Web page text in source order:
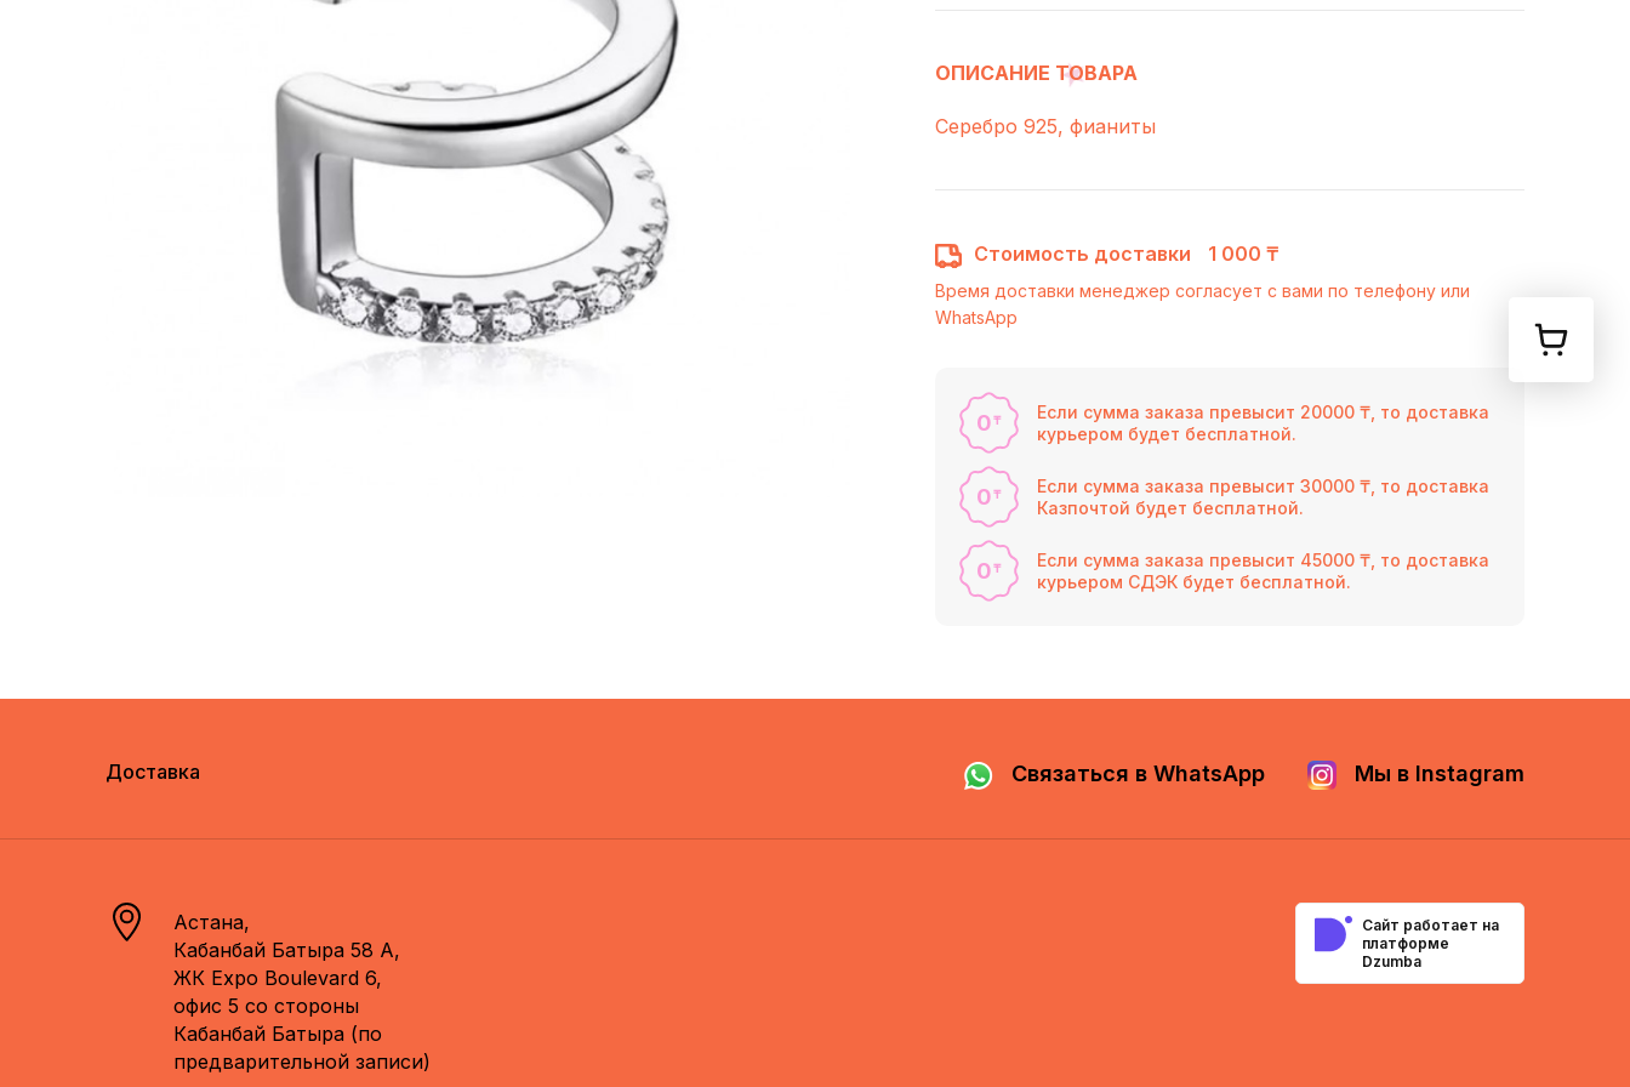
ОПИСАНИЕ ТОВАРА
Серебро 925, фианиты
Стоимость доставки 1 000 ₸
Время доставки менеджер согласует с вами по телефону или
WhatsApp
0₸
Если сумма заказа превысит 20000 ₸, то доставка
курьером будет бесплатной.
0₸
Если сумма заказа превысит 30000 ₸, то доставка
Казпочтой будет бесплатной.
0₸
Если сумма заказа превысит 45000 ₸, то доставка
курьером СДЭК будет бесплатной.
Доставка Связаться в WhatsApp Мы в Instagram
Астана,
Кабанбай Батыра 58 А,
ЖК Expo Boulevard 6,
офис 5 со стороны
Кабанбай Батыра (по
предварительной записи)
Сайт работает на
платформе
Dzumba